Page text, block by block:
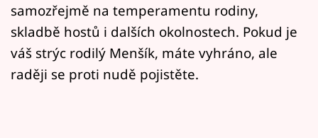
Mámy sobě
Přihlášení
samozřejmě na temperamentu rodiny,
skladbě hostů i dalších okolnostech. Pokud je
váš strýc rodilý Menšík, máte vyhráno, ale
raději se proti nudě pojistěte.